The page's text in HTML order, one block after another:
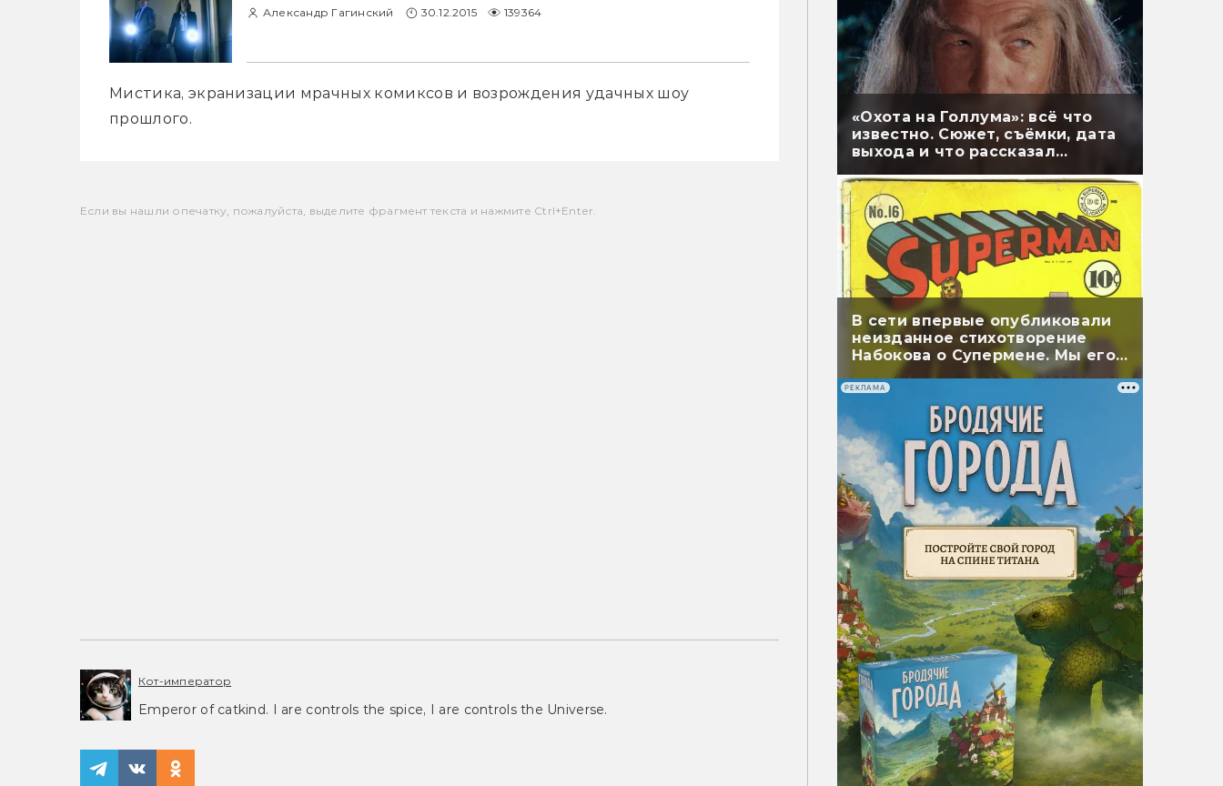
Александр Гагинский 30.12.2015 139364
Мистика, экранизации мрачных комиксов и возрождения удачных шоу
прошлого.
Если вы нашли опечатку, пожалуйста, выделите фрагмент текста и нажмите Ctrl+Enter.
Кот-император
Emperor of catkind. I are controls the spice, I are controls the Universe.
«Охота на Голлума»: всё что
известно. Сюжет, съёмки, дата
выхода и что рассказал
В сети впервые опубликовали
неизданное стихотворение
Набокова о Супермене. Мы его
перевели
РЕКЛАМА